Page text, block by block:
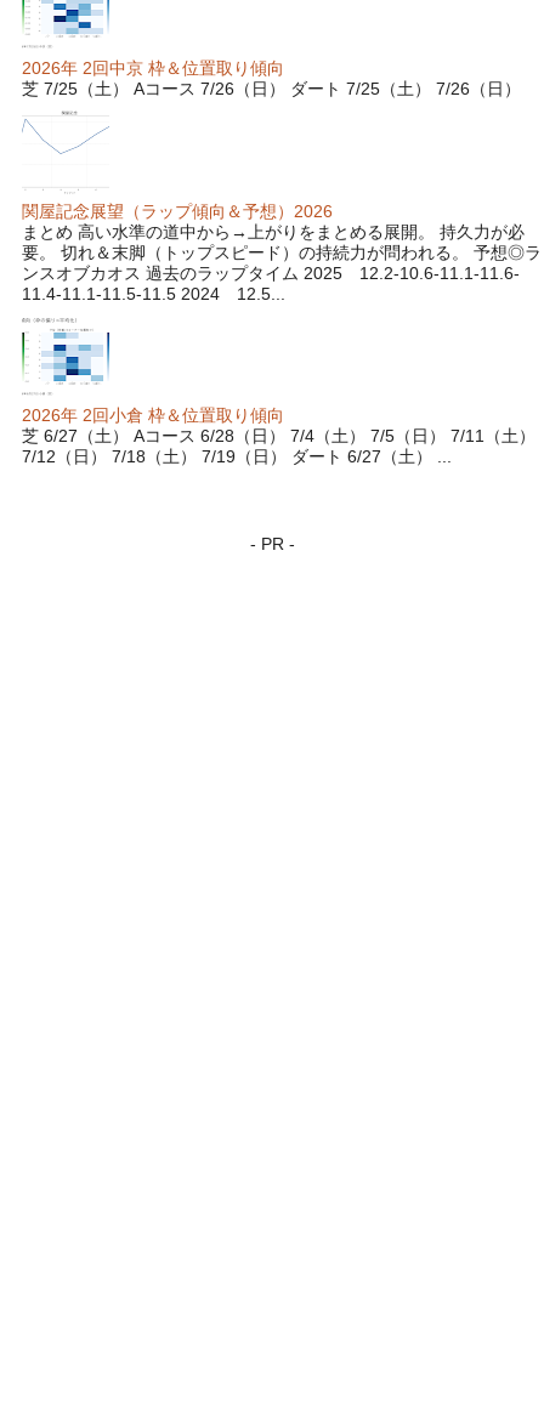
2026年 2回中京 枠＆位置取り傾向
芝 7/25（土） Aコース 7/26（日） ダート 7/25（土） 7/26（日）
関屋記念展望（ラップ傾向＆予想）2026
まとめ 高い水準の道中から→上がりをまとめる展開。 持久力が必
要。 切れ＆末脚（トップスピード）の持続力が問われる。 予想◎ラ
ンスオブカオス 過去のラップタイム 2025 12.2-10.6-11.1-11.6-
11.4-11.1-11.5-11.5 2024 12.5...
2026年 2回小倉 枠＆位置取り傾向
芝 6/27（土） Aコース 6/28（日） 7/4（土） 7/5（日） 7/11（土）
7/12（日） 7/18（土） 7/19（日） ダート 6/27（土） ...
- PR -